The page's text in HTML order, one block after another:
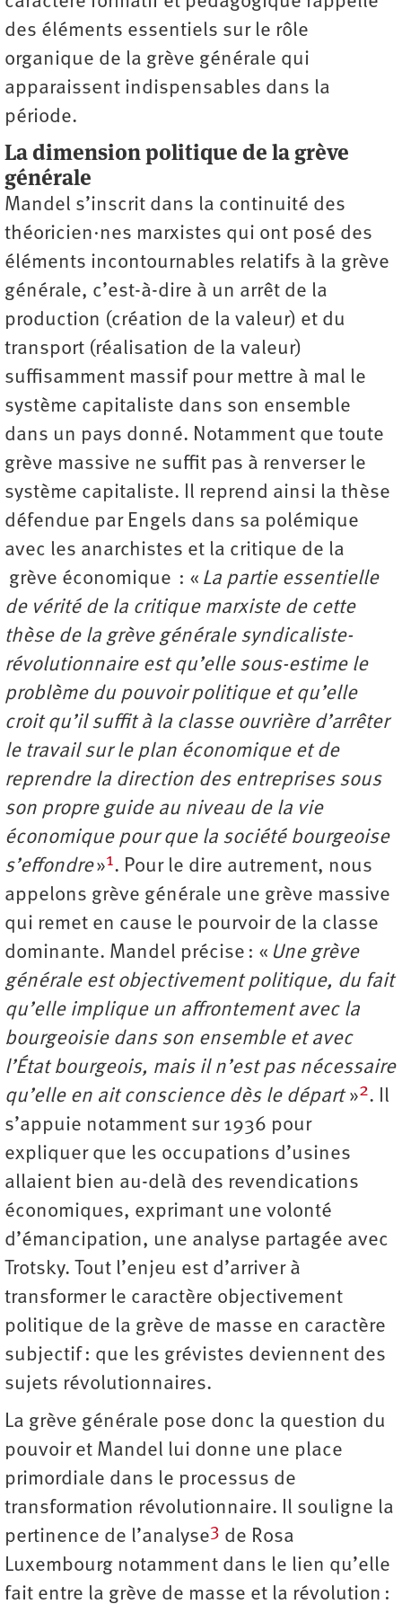
des éléments essentiels sur le rôle
organique de la grève générale qui
apparaissent indispensables dans la
période.
La dimension politique de la grève
générale
Mandel s’inscrit dans la continuité des
théoricien·nes marxistes qui ont posé des
éléments incontournables relatifs à la grève
générale, c’est-à-dire à un arrêt de la
production (création de la valeur) et du
transport (réalisation de la valeur)
suffisamment massif pour mettre à mal le
système capitaliste dans son ensemble
dans un pays donné. Notamment que toute
grève massive ne suffit pas à renverser le
système capitaliste. Il reprend ainsi la thèse
défendue par Engels dans sa polémique
avec les anarchistes et la critique de la
grève économique : « La partie essentielle
de vérité de la critique marxiste de cette
thèse de la grève générale syndicaliste-
révolutionnaire est qu’elle sous-estime le
problème du pouvoir politique et qu’elle
croit qu’il suffit à la classe ouvrière d’arrêter
le travail sur le plan économique et de
reprendre la direction des entreprises sous
son propre guide au niveau de la vie
économique pour que la société bourgeoise
s’effondre»1. Pour le dire autrement, nous
appelons grève générale une grève massive
qui remet en cause le pourvoir de la classe
dominante. Mandel précise : « Une grève
générale est objectivement politique, du fait
qu’elle implique un affrontement avec la
bourgeoisie dans son ensemble et avec
l’État bourgeois, mais il n’est pas nécessaire
qu’elle en ait conscience dès le départ»2. Il
s’appuie notamment sur 1936 pour
expliquer que les occupations d’usines
allaient bien au-delà des revendications
économiques, exprimant une volonté
d’émancipation, une analyse partagée avec
Trotsky. Tout l’enjeu est d’arriver à
transformer le caractère objectivement
politique de la grève de masse en caractère
subjectif : que les grévistes deviennent des
sujets révolutionnaires.
La grève générale pose donc la question du
pouvoir et Mandel lui donne une place
primordiale dans le processus de
transformation révolutionnaire. Il souligne la
pertinence de l’analyse3 de Rosa
Luxembourg notamment dans le lien qu’elle
fait entre la grève de masse et la révolution :